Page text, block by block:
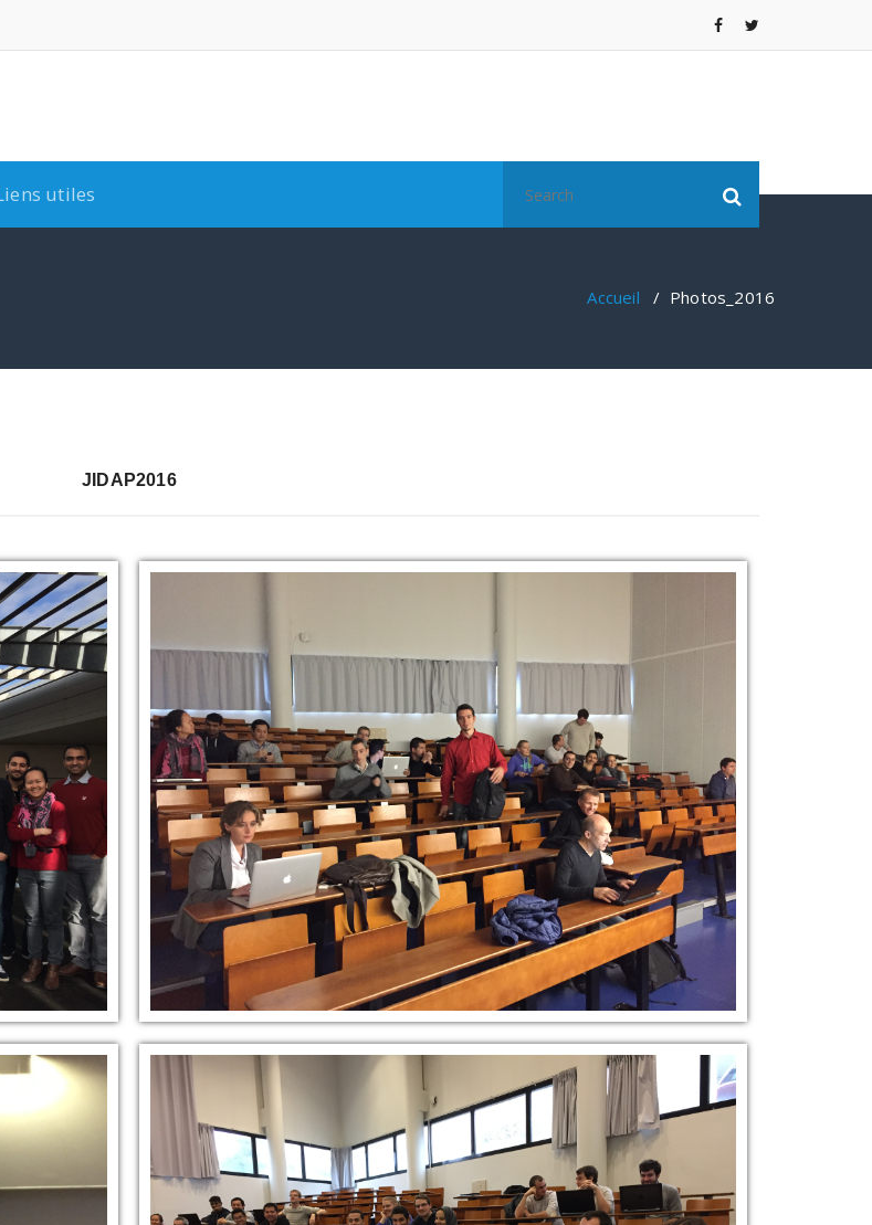
utiles
for:
Accueil / Photos_2016
JIDAP2016